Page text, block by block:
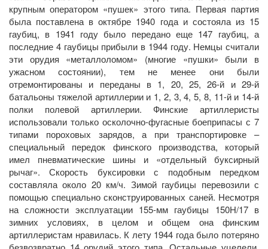
крупным оператором «пушек» этого типа. Первая партия
была поставлена в октябре 1940 года и состояла из 15
гаубиц, в 1941 году было передано еще 147 гаубиц, а
последние 4 гаубицы прибыли в 1944 году. Немцы считали
эти орудия «металлоломом» (многие «пушки» были в
ужасном состоянии), тем не менее они были
отремонтированы и переданы в 1, 20, 25, 26-й и 29-й
батальоны тяжелой артиллерии и 1, 2, 3, 4, 5, 8, 11-й и 14-й
полки полевой артиллерии. Финские артиллеристы
использовали только осколочно-фугасные боеприпасы с 7
типами пороховых зарядов, а при транспортировке –
специальный передок финского производства, который
имел пневматические шины и «отдельный буксирный
рычаг». Скорость буксировки с подобным передком
составляла около 20 км/ч. Зимой гаубицы перевозили с
помощью специально сконструированных саней. Несмотря
на сложности эксплуатации 155-мм гаубицы 150H/17 в
зимних условиях, в целом и общем она финским
артиллеристам нравилась. К лету 1944 года было потеряно